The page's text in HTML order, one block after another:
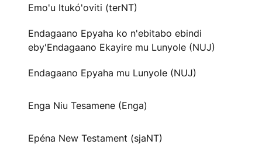
Emo'u Itukó'oviti (terNT)
Endagaano Epyaha ko n'ebitabo ebindi
eby'Endagaano Ekayire mu Lunyole (NUJ)
Endagaano Epyaha mu Lunyole (NUJ)
Enga Niu Tesamene (Enga)
Epéna New Testament (sjaNT)